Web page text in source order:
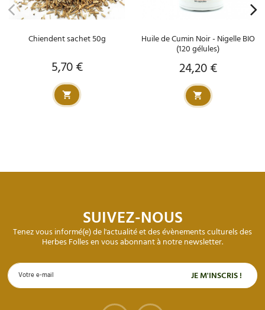
Chiendent sachet 50g
Prix
5,70 €
Huile de Cumin Noir - Nigelle BIO
(120 gélules)
Prix
24,20 €
SUIVEZ-NOUS
Tenez vous informé(e) de l'actualité et des évènements culturels des
Herbes Folles en vous abonnant à notre newsletter.